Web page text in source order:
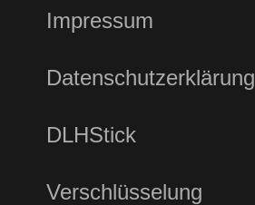
Impressum
Datenschutzerklärung
DLHStick
Verschlüsselung